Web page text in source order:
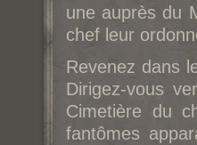
une auprès du
chef leur
Revenez dans
Dirigez-vous
Cimetière du
fantômes